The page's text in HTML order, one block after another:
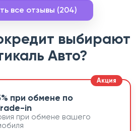
все отзывы (204)
выбирают
Авто?
при обмене по
in
при обмене вашего